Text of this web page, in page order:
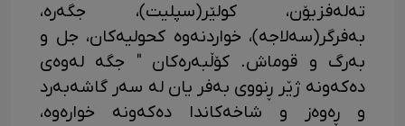
تەلەفزیۆن، کولێر(سپلیت)، جگەرە،
بەفرگر(سەلاجە)، خواردنەوە کحولیەکان، جل و
بەرگ و قوماش. کۆڵبەرەکان " جگە لەوەی
دەکەونە ژێر ڕنووی بەفر یان لە سەر گاشەبەرد
و ڕەوەز و شاخەکاندا دەکەونە خوارەوە،